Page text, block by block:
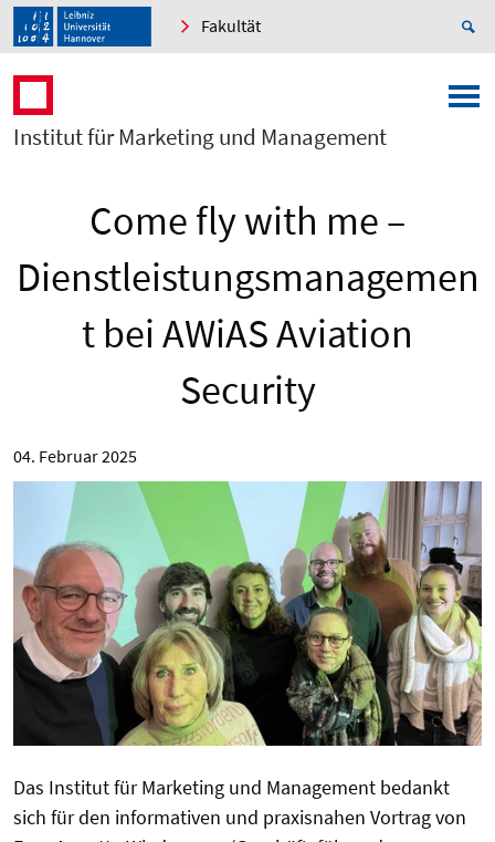
Fakultät
Institut für Marketing und Management
Come fly with me –
Dienstleistungsmanagemen
t bei AWiAS Aviation
Security
04. Februar 2025
Das Institut für Marketing und Management bedankt
sich für den informativen und praxisnahen Vortrag von